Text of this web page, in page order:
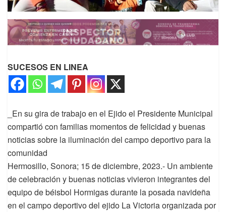
SUCESOS EN LINEA
_En su gira de trabajo en el Ejido el Presidente Municipal
compartió con familias momentos de felicidad y buenas
noticias sobre la iluminación del campo deportivo para la
comunidad
Hermosillo, Sonora; 15 de diciembre, 2023.- Un ambiente
de celebración y buenas noticias vivieron integrantes del
equipo de béisbol Hormigas durante la posada navideña
en el campo deportivo del ejido La Victoria organizada por